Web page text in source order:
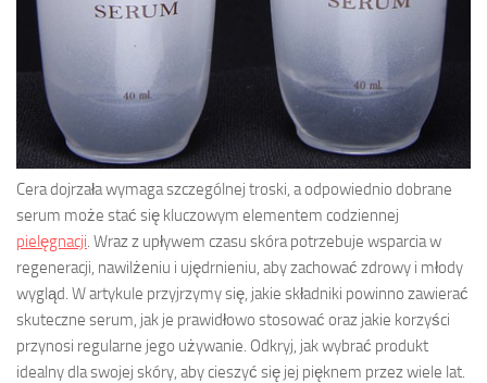
Cera dojrzała wymaga szczególnej troski, a odpowiednio dobrane
serum może stać się kluczowym elementem codziennej
pielęgnacji . Wraz z upływem czasu skóra potrzebuje wsparcia w
regeneracji, nawilżeniu i ujędrnieniu, aby zachować zdrowy i młody
wygląd. W artykule przyjrzymy się, jakie składniki powinno zawierać
skuteczne serum, jak je prawidłowo stosować oraz jakie korzyści
przynosi regularne jego używanie. Odkryj, jak wybrać produkt
idealny dla swojej skóry, aby cieszyć się jej pięknem przez wiele lat.